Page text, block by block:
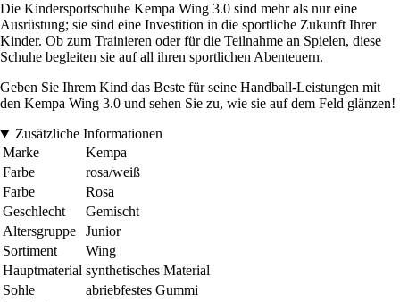
Die Kindersportschuhe Kempa Wing 3.0 sind mehr als nur eine
Ausrüstung; sie sind eine Investition in die sportliche Zukunft Ihrer
Kinder. Ob zum Trainieren oder für die Teilnahme an Spielen, diese
Schuhe begleiten sie auf all ihren sportlichen Abenteuern.
Geben Sie Ihrem Kind das Beste für seine Handball-Leistungen mit
den Kempa Wing 3.0 und sehen Sie zu, wie sie auf dem Feld glänzen!
Zusätzliche Informationen
Marke
Kempa
Farbe
rosa/weiß
Farbe
Rosa
Geschlecht
Gemischt
Altersgruppe
Junior
Sortiment
Wing
Hauptmaterial synthetisches Material
Sohle
abriebfestes Gummi